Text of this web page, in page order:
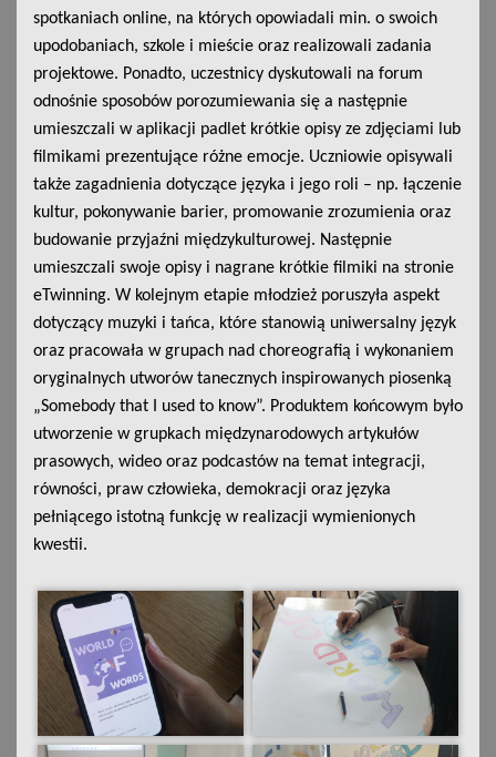
spotkaniach online, na których opowiadali min. o swoich
upodobaniach, szkole i mieście oraz realizowali zadania
projektowe. Ponadto, uczestnicy dyskutowali na forum
odnośnie sposobów porozumiewania się a następnie
umieszczali w aplikacji padlet krótkie opisy ze zdjęciami lub
filmikami prezentujące różne emocje. Uczniowie opisywali
także zagadnienia dotyczące języka i jego roli – np. łączenie
kultur, pokonywanie barier, promowanie zrozumienia oraz
budowanie przyjaźni międzykulturowej. Następnie
umieszczali swoje opisy i nagrane krótkie filmiki na stronie
eTwinning. W kolejnym etapie młodzież poruszyła aspekt
dotyczący muzyki i tańca, które stanowią uniwersalny język
oraz pracowała w grupach nad choreografią i wykonaniem
oryginalnych utworów tanecznych inspirowanych piosenką
„Somebody that I used to know”. Produktem końcowym było
utworzenie w grupkach międzynarodowych artykułów
prasowych, wideo oraz podcastów na temat integracji,
równości, praw człowieka, demokracji oraz języka
pełniącego istotną funkcję w realizacji wymienionych
kwestii.